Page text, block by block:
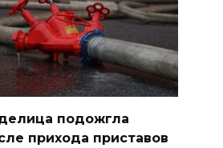
подожгла
прихода приставов